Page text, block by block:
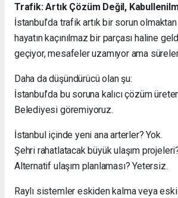
Trafik: Artık Çözüm Değil,
İstanbul’da trafik artık bir sorun olmaktan
hayatın kaçınılmaz bir parçası haline
geçiyor, mesafeler uzamıyor ama süreler
Daha da düşündürücü olan şu:
İstanbul’da bu soruna kalıcı çözüm
Belediyesi göremiyoruz.
İstanbul içinde yeni ana arterler? Yok.
Şehri rahatlatacak büyük ulaşım projeleri?
Alternatif ulaşım planlaması? Yetersiz.
Raylı sistemler eskiden kalma veya